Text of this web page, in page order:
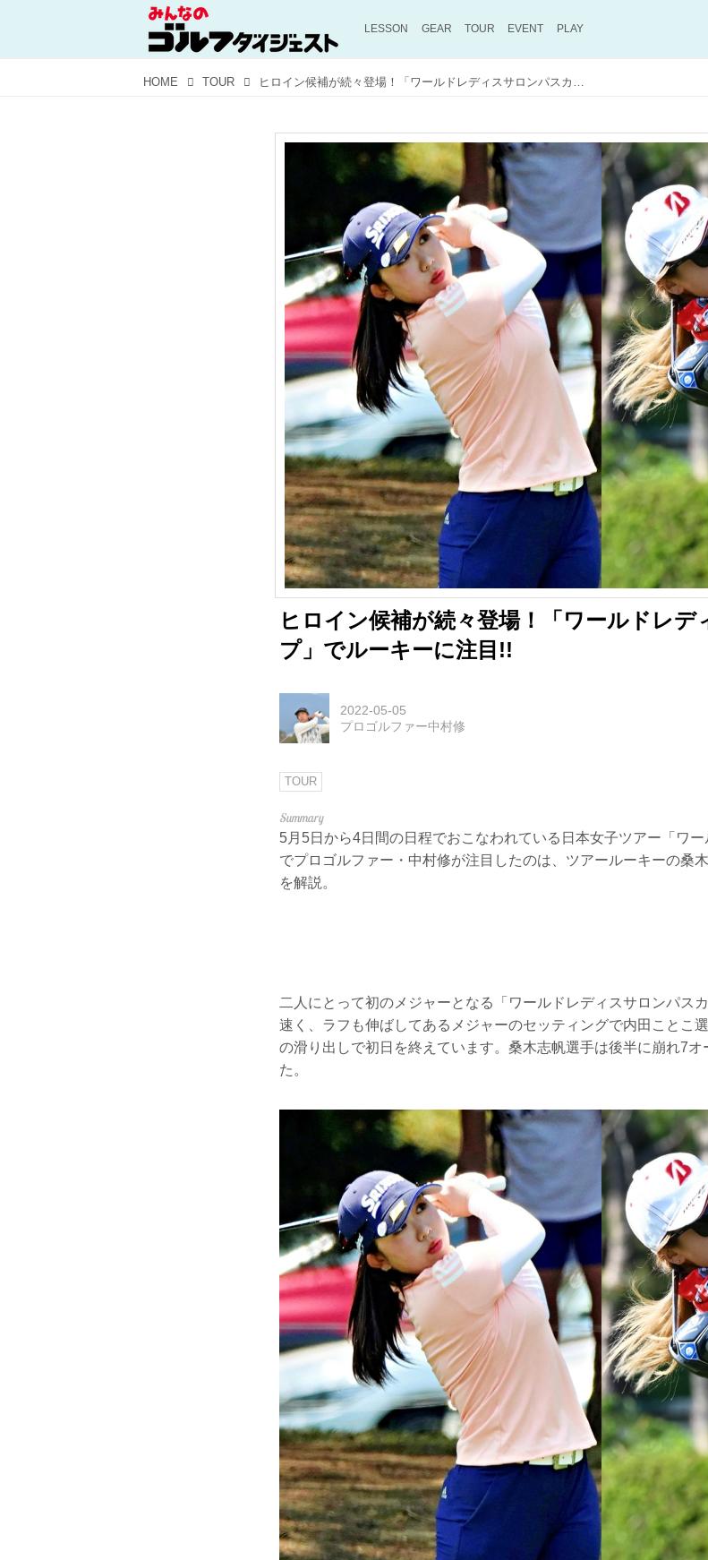
LESSON GEAR TOUR EVENT PLAY
HOME TOUR ヒロイン候補が続々登場！「ワールドレディスサロンパスカップ」でルーキーに注目!!
ヒロイン候補が続々登場！「ワールドレデ
プ」でルーキーに注目!!
2022-05-05
プロゴルファー中村修
TOUR
5月5日から4日間の日程でおこなわれている日本女子ツアー「ワー
でプロゴルファー・中村修が注目したのは、ツアールーキーの桑
を解説。
二人にとって初のメジャーとなる「ワールドレディスサロンパス
速く、ラフも伸ばしてあるメジャーのセッティングで内田ことこ
の滑り出しで初日を終えています。桑木志帆選手は後半に崩れ7
た。